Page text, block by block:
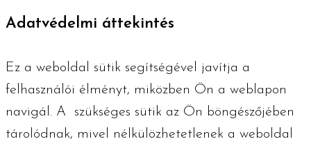
Adatvédelmi áttekintés
Ez a weboldal sütik segítségével javítja a
felhasználói élményt, miközben Ön a weblapon
navigál. A szükséges ​​sütik az Ön böngészőjében
tárolódnak, mivel nélkülözhetetlenek a weboldal